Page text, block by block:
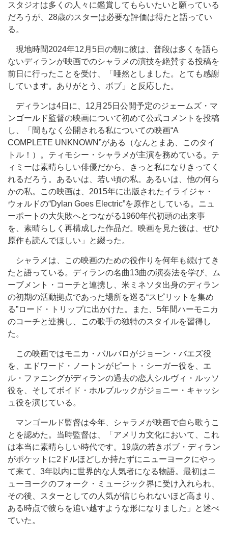
スタジオは多くの人々に鑑賞してもらいたいと願っている
だろうが、28歳のスターは必要な評価は得たと語ってい
る。
現地時間2024年12月5日の朝に彼は、普段は多くを語ら
ないディランが映画でのシャラメの演技を絶賛する投稿を
前日に行ったことを受け、「唖然としました。とても感謝
しています。ありがとう、ボブ」と反応した。
ディランは4日に、12月25日公開予定のジェームズ・マ
ンゴールド監督の映画について初めて公式コメントを投稿
し、「間もなく公開される私についての映画“A
COMPLETE UNKNOWN”がある（なんとまあ、このタイ
トル！）。ティモシー・シャラメが主演を務めている。テ
ィミーは素晴らしい俳優だから、きっと私になりきってく
れるだろう。あるいは、若い頃の私。あるいは、他の何ら
かの私。この映画は、2015年に出版されたイライジャ・
ウォルドの“Dylan Goes Electric”を原作としている。ニュ
ーポートの大失敗へとつながる1960年代初頭の出来事
を、素晴らしく再構成した作品だ。映画を見た後は、ぜひ
原作も読んでほしい」と綴った。
シャラメは、この映画のための役作りを何年も続けてき
たと語っている。ディランの名曲13曲の演奏法を学び、ム
ーブメント・コーチと連携し、米ミネソタ出身のディラン
の初期の活動拠点であった場所を巡る“スピリットを集め
る”ロード・トリップに出かけた。また、5年間ハーモニカ
のコーチと連携し、この歌手の独特のスタイルを習得し
た。
この映画ではモニカ・バルバロがジョーン・バエズ役
を、エドワード・ノートンがピート・シーガー役を、エ
ル・ファニングがディランの過去の恋人シルヴィ・ルッソ
役を、そしてボイド・ホルブルックがジョニー・キャッシ
ュ役を演じている。
マンゴールド監督は今年、シャラメが映画で自ら歌うこ
とを認めた。当時監督は、「アメリカ文化において、これ
は本当に素晴らしい時代です。19歳の若きボブ・ディラン
がポケットに2ドルほどしか持たずにニューヨークにやっ
て来て、3年以内に世界的な人気者になる物語。最初はニ
ューヨークのフォーク・ミュージック界に受け入れられ、
その後、スターとしての人気が信じられないほど高まり、
ある時点で彼らを追い越すような形になりました」と述べ
ていた。